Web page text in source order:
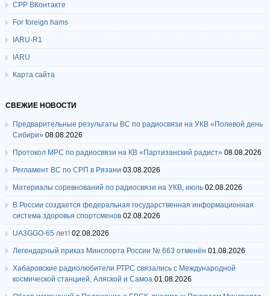
СРР ВКонтакте
For foreign hams
IARU-R1
IARU
Карта сайта
СВЕЖИЕ НОВОСТИ
Предварительные результаты ВС по радиосвязи на УКВ «Полевой день
Сибири» 08.08.2026
Протокол МРС по радиосвязи на КВ «Партизанский радист» 08.08.2026
Регламент ВС по СРП в Рязани 03.08.2026
Материалы соревнований по радиосвязи на УКВ, июль 02.08.2026
В России создается федеральная государственная информационная
система здоровья спортсменов 02.08.2026
UA3GGO-65 лет! 02.08.2026
Легендарный приказ Минспорта России № 663 отменён 01.08.2026
Хабаровские радиолюбители РТРС связались с Международной
космической станцией, Аляской и Самоа 01.08.2026